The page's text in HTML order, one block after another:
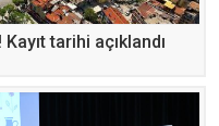
tarihi açıklandı